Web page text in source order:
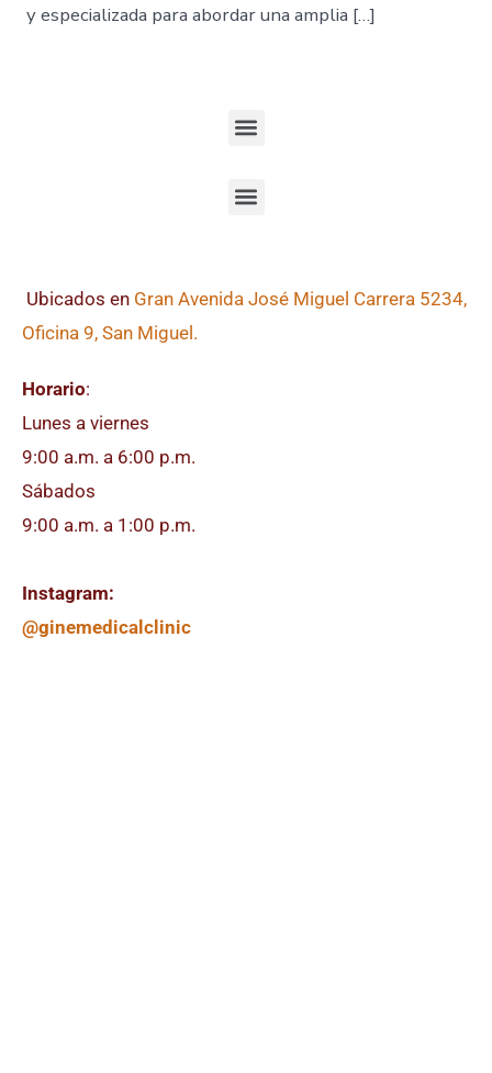
y especializada para abordar una amplia […]
Ubicados en Gran Avenida José Miguel Carrera 5234,
Oficina 9, San Miguel.
Horario:
Lunes a viernes
9:00 a.m. a 6:00 p.m.
Sábados
9:00 a.m. a 1:00 p.m.
Instagram:
@ginemedicalclinic